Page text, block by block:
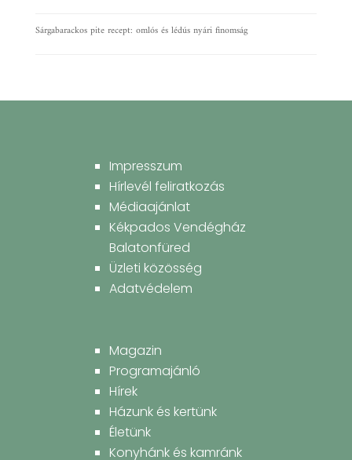
Sárgabarackos pite recept: omlós és lédús nyári finomság
Impresszum
Hírlevél feliratkozás
Médiaajánlat
Kékpados Vendégház
Balatonfüred
Üzleti közösség
Adatvédelem
Magazin
Programajánló
Hírek
Házunk és kertünk
Életünk
Konyhánk és kamránk